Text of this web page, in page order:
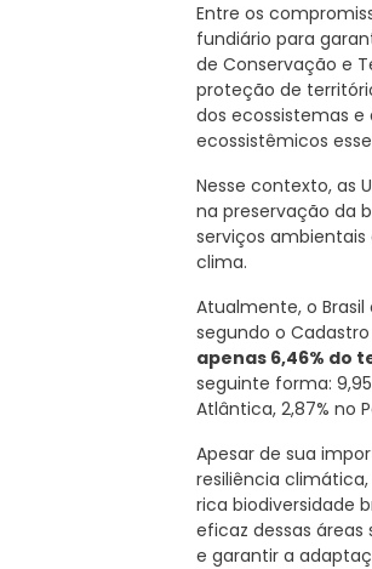
Entre os
fundiário para
de Conservação e
proteção de
dos ecossistemas
ecossistêmicos
Nesse contexto, as
na preservação da
serviços
clima.
Atualmente, o
segundo o
apenas 6,46% do
seguinte forma:
Atlântica, 2,87% no
Apesar de sua
resiliência
rica biodiversidade
eficaz dessas
e garantir a